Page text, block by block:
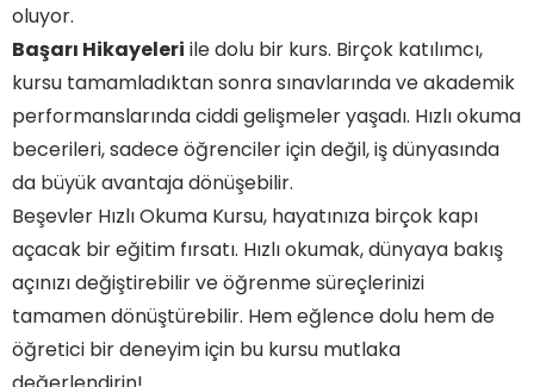
oluyor.
Başarı Hikayeleri ile dolu bir kurs. Birçok katılımcı,
kursu tamamladıktan sonra sınavlarında ve akademik
performanslarında ciddi gelişmeler yaşadı. Hızlı okuma
becerileri, sadece öğrenciler için değil, iş dünyasında
da büyük avantaja dönüşebilir.
Beşevler Hızlı Okuma Kursu, hayatınıza birçok kapı
açacak bir eğitim fırsatı. Hızlı okumak, dünyaya bakış
açınızı değiştirebilir ve öğrenme süreçlerinizi
tamamen dönüştürebilir. Hem eğlence dolu hem de
öğretici bir deneyim için bu kursu mutlaka